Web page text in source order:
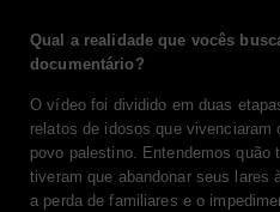
Qual a realidade que vocês
documentário?
O vídeo foi dividido em duas
relatos de idosos que
povo palestino. Entendemos
tiveram que abandonar seus
a perda de familiares e o